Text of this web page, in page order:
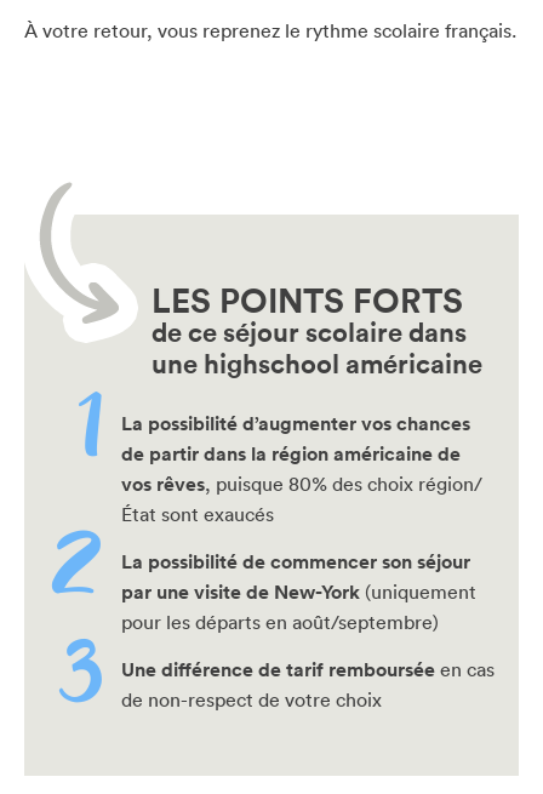
À votre retour, vous reprenez le rythme scolaire français.
LES POINTS FORTS
de ce séjour scolaire dans
une highschool américaine
La possibilité d’augmenter vos chances
de partir dans la région américaine de
vos rêves, puisque 80% des choix région/
État sont exaucés
La possibilité de commencer son séjour
par une visite de New-York (uniquement
pour les départs en août/septembre)
Une différence de tarif remboursée en cas
de non-respect de votre choix